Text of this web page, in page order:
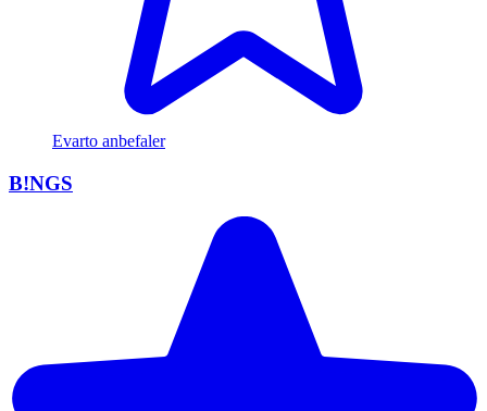
Evarto anbefaler
B!NGS